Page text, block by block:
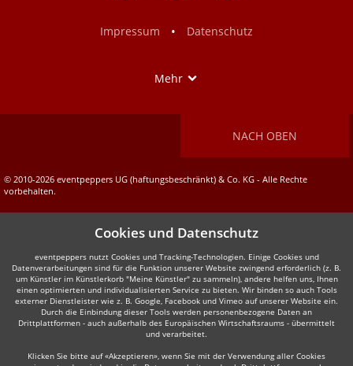
Impressum
• Datenschutz
Mehr
NACH OBEN
© 2010-2026 eventpeppers UG (haftungsbeschränkt) & Co. KG - Alle Rechte
vorbehalten.
Cookies und Datenschutz
eventpeppers nutzt Cookies und Tracking-Technologien. Einige Cookies und
Datenverarbeitungen sind für die Funktion unserer Website zwingend erforderlich (z. B.
um Künstler im Künstlerkorb "Meine Künstler" zu sammeln), andere helfen uns, Ihnen
einen optimierten und individualisierten Service zu bieten. Wir binden so auch Tools
externer Dienstleister wie z. B. Google, Facebook und Vimeo auf unserer Website ein.
Durch die Einbindung dieser Tools werden personenbezogene Daten an
Drittplattformen - auch außerhalb des Europäischen Wirtschaftsraums - übermittelt
und verarbeitet.
Klicken Sie bitte auf «Akzeptieren», wenn Sie mit der Verwendung aller Cookies